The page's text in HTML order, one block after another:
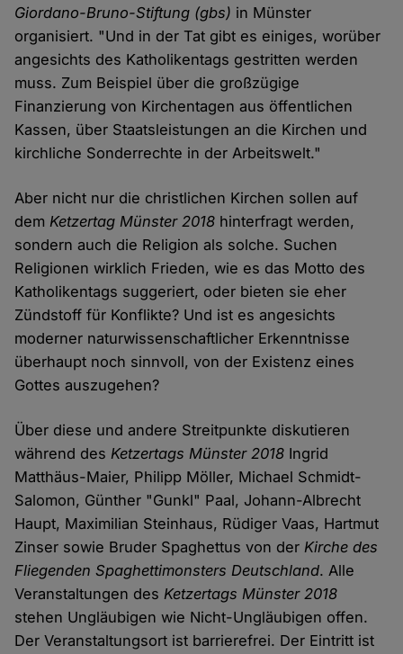
Giordano-Bruno-Stiftung (gbs) in Münster
organisiert. "Und in der Tat gibt es einiges, worüber
angesichts des Katholikentags gestritten werden
muss. Zum Beispiel über die großzügige
Finanzierung von Kirchentagen aus öffentlichen
Kassen, über Staatsleistungen an die Kirchen und
kirchliche Sonderrechte in der Arbeitswelt."
Aber nicht nur die christlichen Kirchen sollen auf
demKetzertag Münster 2018 hinterfragt werden,
sondern auch die Religion als solche. Suchen
Religionen wirklich Frieden, wie es das Motto des
Katholikentags suggeriert, oder bieten sie eher
Zündstoff für Konflikte? Und ist es angesichts
moderner naturwissenschaftlicher Erkenntnisse
überhaupt noch sinnvoll, von der Existenz eines
Gottes auszugehen?
Über diese und andere Streitpunkte diskutieren
während desKetzertags Münster 2018 Ingrid
Matthäus-Maier, Philipp Möller, Michael Schmidt-
Salomon, Günther "Gunkl" Paal, Johann-Albrecht
Haupt, Maximilian Steinhaus, Rüdiger Vaas, Hartmut
Zinser sowie Bruder Spaghettus von derKirche des
Fliegenden Spaghettimonsters Deutschland. Alle
Veranstaltungen desKetzertags Münster 2018
stehen Ungläubigen wie Nicht-Ungläubigen offen.
Der Veranstaltungsort ist barrierefrei. Der Eintritt ist